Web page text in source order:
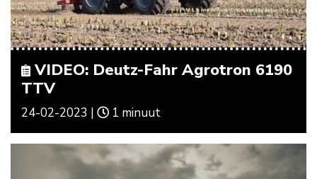
VIDEO: Deutz-Fahr Agrotron 6190
TTV
24-02-2023 | 1 minuut